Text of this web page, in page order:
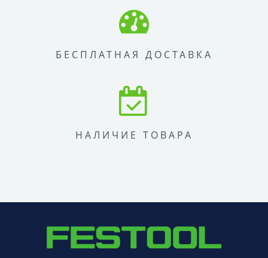
БЕСПЛАТНАЯ ДОСТАВКА
НАЛИЧИЕ ТОВАРА